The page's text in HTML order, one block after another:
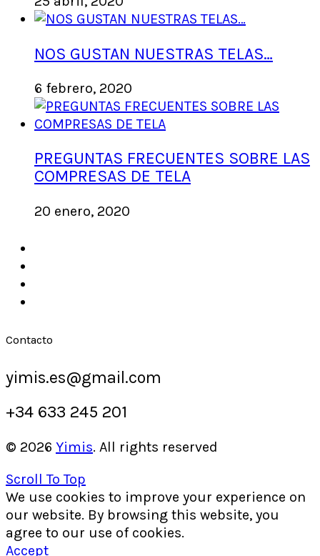
NOS GUSTAN NUESTRAS TELAS…
6 febrero, 2020
PREGUNTAS FRECUENTES SOBRE LAS
COMPRESAS DE TELA
20 enero, 2020
Contacto
yimis.es@gmail.com
+34 633 245 201
© 2026 Yimis. All rights reserved
Scroll To Top
We use cookies to improve your experience on
our website. By browsing this website, you
agree to our use of cookies.
Accept